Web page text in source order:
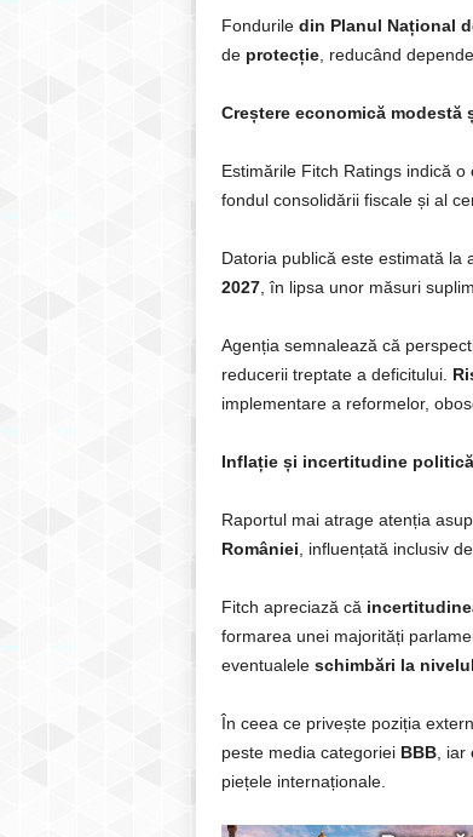
Fondurile din Planul Național
de protecție, reducând
Creștere economică modestă
Estimările Fitch Ratings indică o
fondul consolidării fiscale și al
Datoria publică este estimată la
2027, în lipsa unor măsuri
Agenția semnalează că
reducerii treptate a deficitului.
implementare a reformelor,
Inflație și incertitudine politică
Raportul mai atrage atenția
României , influențată inclusiv
Fitch apreciază că
formarea unei majorități
eventualele schimbări la
În ceea ce privește poziția
peste media categoriei BBB, iar
piețele internaționale.